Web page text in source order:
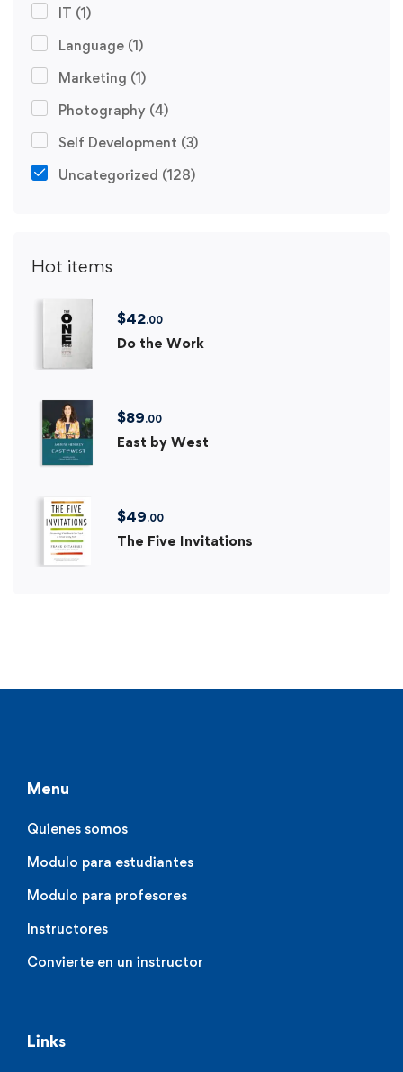
IT (1)
Language (1)
Marketing (1)
Photography (4)
Self Development (3)
Uncategorized (128)
Hot items
$42.00
Do the Work
$89.00
East by West
$49.00
The Five Invitations
Menu
Quienes somos
Modulo para estudiantes
Modulo para profesores
Instructores
Convierte en un instructor
Links